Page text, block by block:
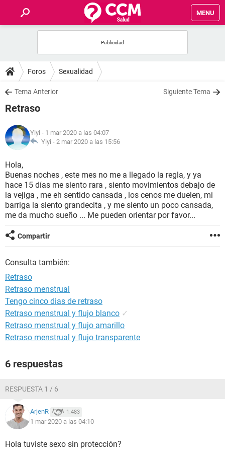
MENU
FOROS
SALUD
NUTRICIÓN
BIENESTAR
SEXUALIDAD
GLOSARIO
Foros Sexualidad
Tema Anterior Siguiente Tema
Retraso
Yiyi - 1 mar 2020 a las 04:07
Yiyi - 2 mar 2020 a las 15:56
Hola,
Buenas noches , este mes no me a llegado la regla, y ya
hace 15 días me siento rara , siento movimientos debajo de
la vejiga , me eh sentido cansada , los cenos me duelen, mi
barriga la siento grandecita , y me siento un poco cansada,
me da mucho sueño ... Me pueden orientar por favor...
Compartir
Consulta también:
Retraso
Retraso menstrual
Tengo cinco dias de retraso
Retraso menstrual y flujo blanco ✓
Retraso menstrual y flujo amarillo
Retraso menstrual y flujo transparente
6 respuestas
RESPUESTA 1 / 6
ArjenR 1.483
1 mar 2020 a las 04:10
Hola tuviste sexo sin protección?